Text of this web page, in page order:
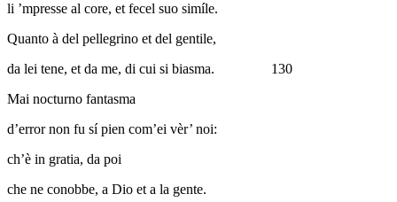
li ’mpresse al core, et fecel suo simíle.
Quanto à del pellegrino et del gentile,
da lei tene, et da me, di cui si biasma. 130
Mai nocturno fantasma
d’error non fu sí pien com’ei vèr’ noi:
ch’è in gratia, da poi
che ne conobbe, a Dio et a la gente.